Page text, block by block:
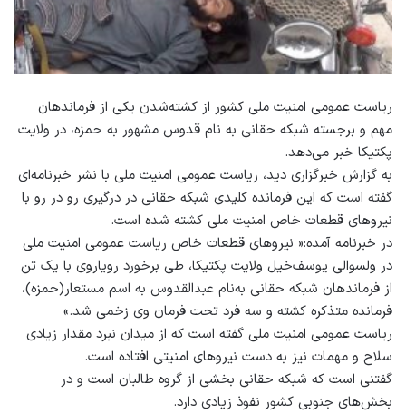
ریاست عمومی امنیت ملی کشور از کشته‌شدن یکی از فرماندهان
مهم و برجسته شبکه حقانی به نام قدوس مشهور به حمزه، در ولایت
پکتیکا خبر می‌دهد.
به گزارش خبرگزاری دید، ریاست عمومی امنیت ملی با نشر خبرنامه‌ای
گفته است که این فرمانده کلیدی شبکه حقانی در درگیری رو در رو با
نیروهای قطعات خاص امنیت ملی کشته شده است.
در خبرنامه آمده:« نیروهای قطعات خاص ریاست عمومی امنیت ملی
در ولسوالی یوسف‌خیل ولایت پکتیکا، طی برخورد رویاروی با یک تن
از فرماندهان شبکه حقانی به‌نام عبدالقدوس به اسم مستعار(حمزه)،
فرمانده متذکره کشته و سه فرد تحت فرمان وی زخمی شد.»
ریاست عمومی امنیت ملی گفته است که از میدان نبرد مقدار زیادی
سلاح و مهمات نیز به دست نیروهای امنیتی افتاده است.
گفتنی است که شبکه حقانی بخشی از گروه طالبان است و در
بخش‌های جنوبی کشور نفوذ زیادی دارد.